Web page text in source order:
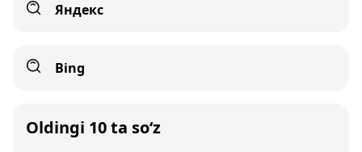
Яндекс
Bing
Oldingi 10 ta so‘z